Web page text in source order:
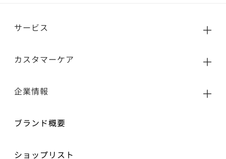
サービス
カスタマーケア
企業情報
ブランド概要
ショップリスト